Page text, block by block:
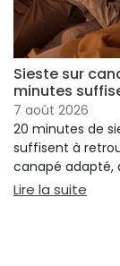
Sieste sur
minutes
7 août 2026
20 minutes de
suffisent à
canapé adapté,
bien s'installer.
Lire la suite :